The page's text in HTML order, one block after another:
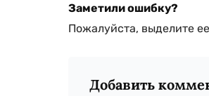
Заметили ошибку?
Пожалуйста, выделите
Добавить